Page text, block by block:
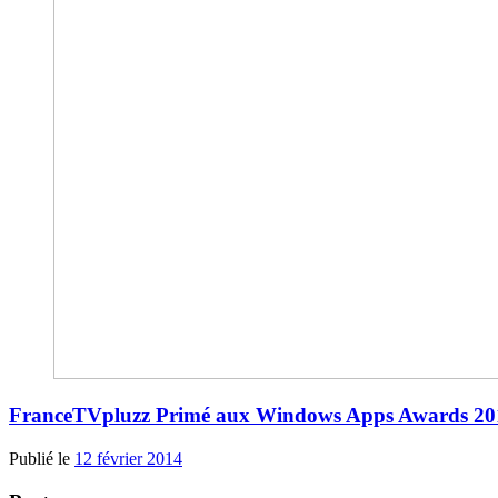
FranceTVpluzz Primé aux Windows Apps Awards
Publié le 12 février 2014